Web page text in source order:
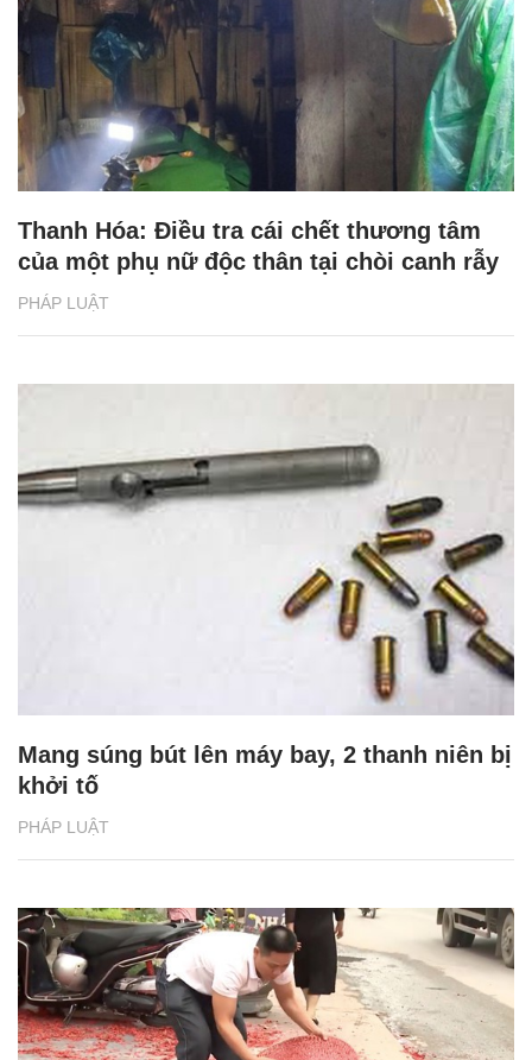
PHÁP LUẬT
Thanh Hóa: Điều tra cái chết thương tâm
của một phụ nữ độc thân tại chòi canh rẫy
PHÁP LUẬT
Mang súng bút lên máy bay, 2 thanh niên bị
khởi tố